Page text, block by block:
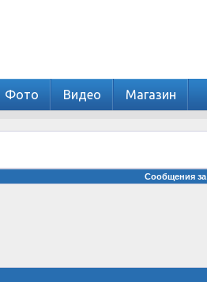
Фото Видео Магазин
Сообщения